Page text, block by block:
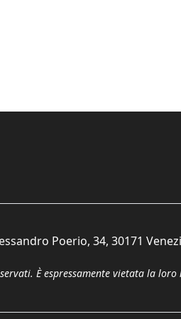
Poerio, 34, 30171
È espressamente vietata la